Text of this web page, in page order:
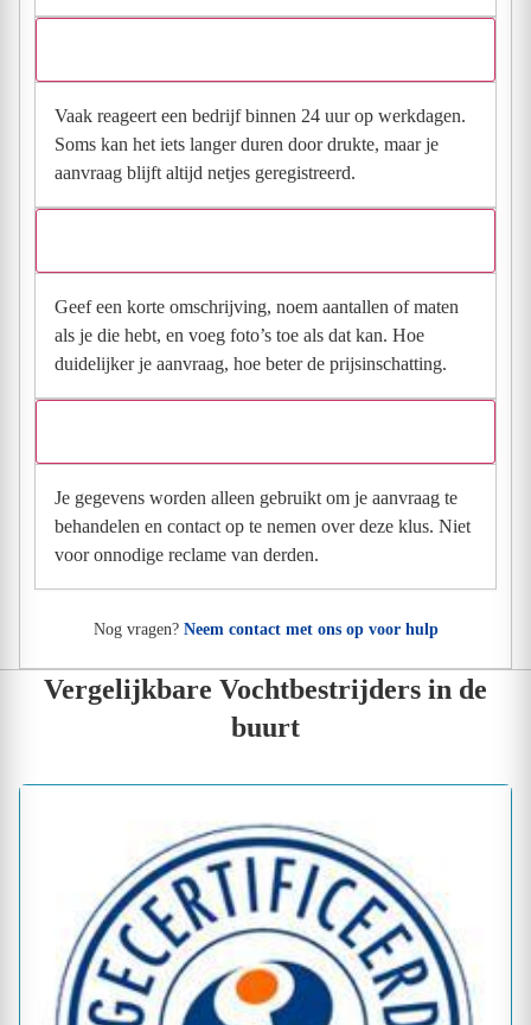
Vaak reageert een bedrijf binnen 24 uur op werkdagen.
Soms kan het iets langer duren door drukte, maar je
aanvraag blijft altijd netjes geregistreerd.
Geef een korte omschrijving, noem aantallen of maten
als je die hebt, en voeg foto’s toe als dat kan. Hoe
duidelijker je aanvraag, hoe beter de prijsinschatting.
Je gegevens worden alleen gebruikt om je aanvraag te
behandelen en contact op te nemen over deze klus. Niet
voor onnodige reclame van derden.
Nog vragen? Neem contact met ons op voor hulp
Vergelijkbare Vochtbestrijders in de
buurt